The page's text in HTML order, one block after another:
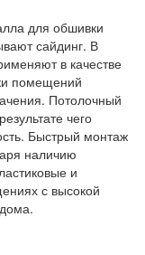
для обшивки
сайдинг. В
в качестве
помещений
Потолочный
чего
Быстрый монтаж
наличию
и
с высокой